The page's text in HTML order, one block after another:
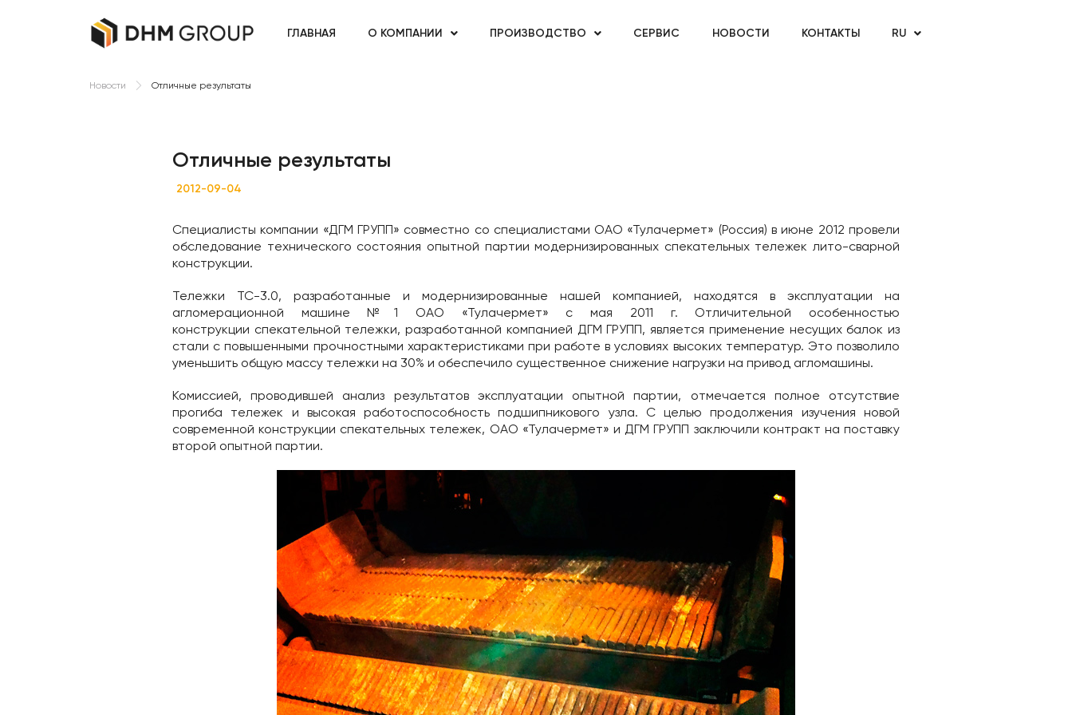
ГЛАВНАЯ О КОМПАНИИ ПРОИЗВОДСТВО СЕРВИС НОВОСТИ КОНТАКТЫ RU
Новости Отличные результаты
Отличные результаты
2012-09-04
Специалисты компании «ДГМ ГРУПП» совместно со специалистами ОАО «Тулачермет» (Россия) в июне 2012 провели
обследование технического состояния опытной партии модернизированных спекательных тележек лито-сварной
конструкции.
Тележки ТС-3.0, разработанные и модернизированные нашей компанией, находятся в эксплуатации на
агломерационной машине №1 ОАО «Тулачермет» с мая 2011 г. Отличительной особенностью
конструкции спекательной тележки, разработанной компанией ДГМ ГРУПП, является применение несущих балок из
стали с повышенными прочностными характеристиками при работе в условиях высоких температур. Это позволило
уменьшить общую массу тележки на 30% и обеспечило существенное снижение нагрузки на привод агломашины.
Комиссией, проводившей анализ результатов эксплуатации опытной партии, отмечается полное отсутствие
прогиба тележек и высокая работоспособность подшипникового узла. С целью продолжения изучения новой
современной конструкции спекательных тележек, ОАО «Тулачермет» и ДГМ ГРУПП заключили контракт на поставку
второй опытной партии.